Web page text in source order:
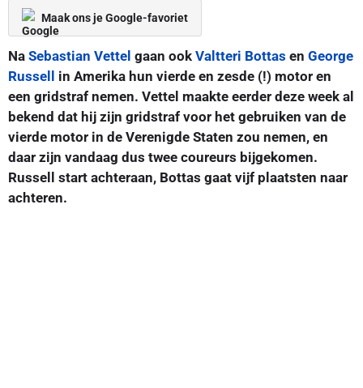
Maak ons je Google-favoriet
Na Sebastian Vettel gaan ook Valtteri Bottas en George
Russell in Amerika hun vierde en zesde (!) motor en
een gridstraf nemen. Vettel maakte eerder deze week al
bekend dat hij zijn gridstraf voor het gebruiken van de
vierde motor in de Verenigde Staten zou nemen, en
daar zijn vandaag dus twee coureurs bijgekomen.
Russell start achteraan, Bottas gaat vijf plaatsten naar
achteren.